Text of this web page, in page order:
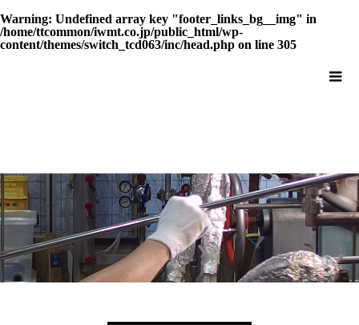
Warning: Undefined array key "footer_links_bg__img" in
/home/ttcommon/iwmt.co.jp/public_html/wp-
content/themes/switch_tcd063/inc/head.php on line 305